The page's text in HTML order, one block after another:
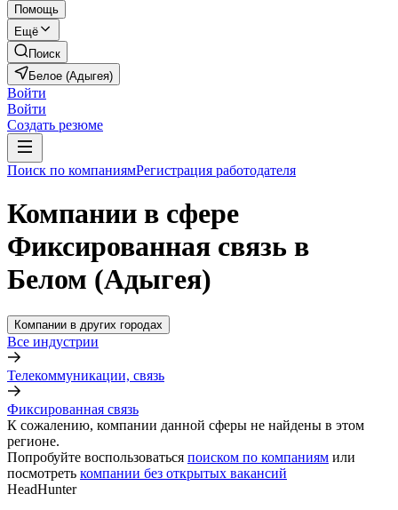
Помощь
Ещё
Поиск
Белое (Адыгея)
Войти
Войти
Создать резюме
Поиск по компаниямРегистрация работодателя
Компании в сфере
Фиксированная связь в
Белом (Адыгея)
Компании в других городах
Все индустрии
Телекоммуникации, связь
Фиксированная связь
К сожалению, компании данной сферы не найдены в этом
регионе.
Попробуйте воспользоваться поиском по компаниям или
посмотреть компании без открытых вакансий
HeadHunter